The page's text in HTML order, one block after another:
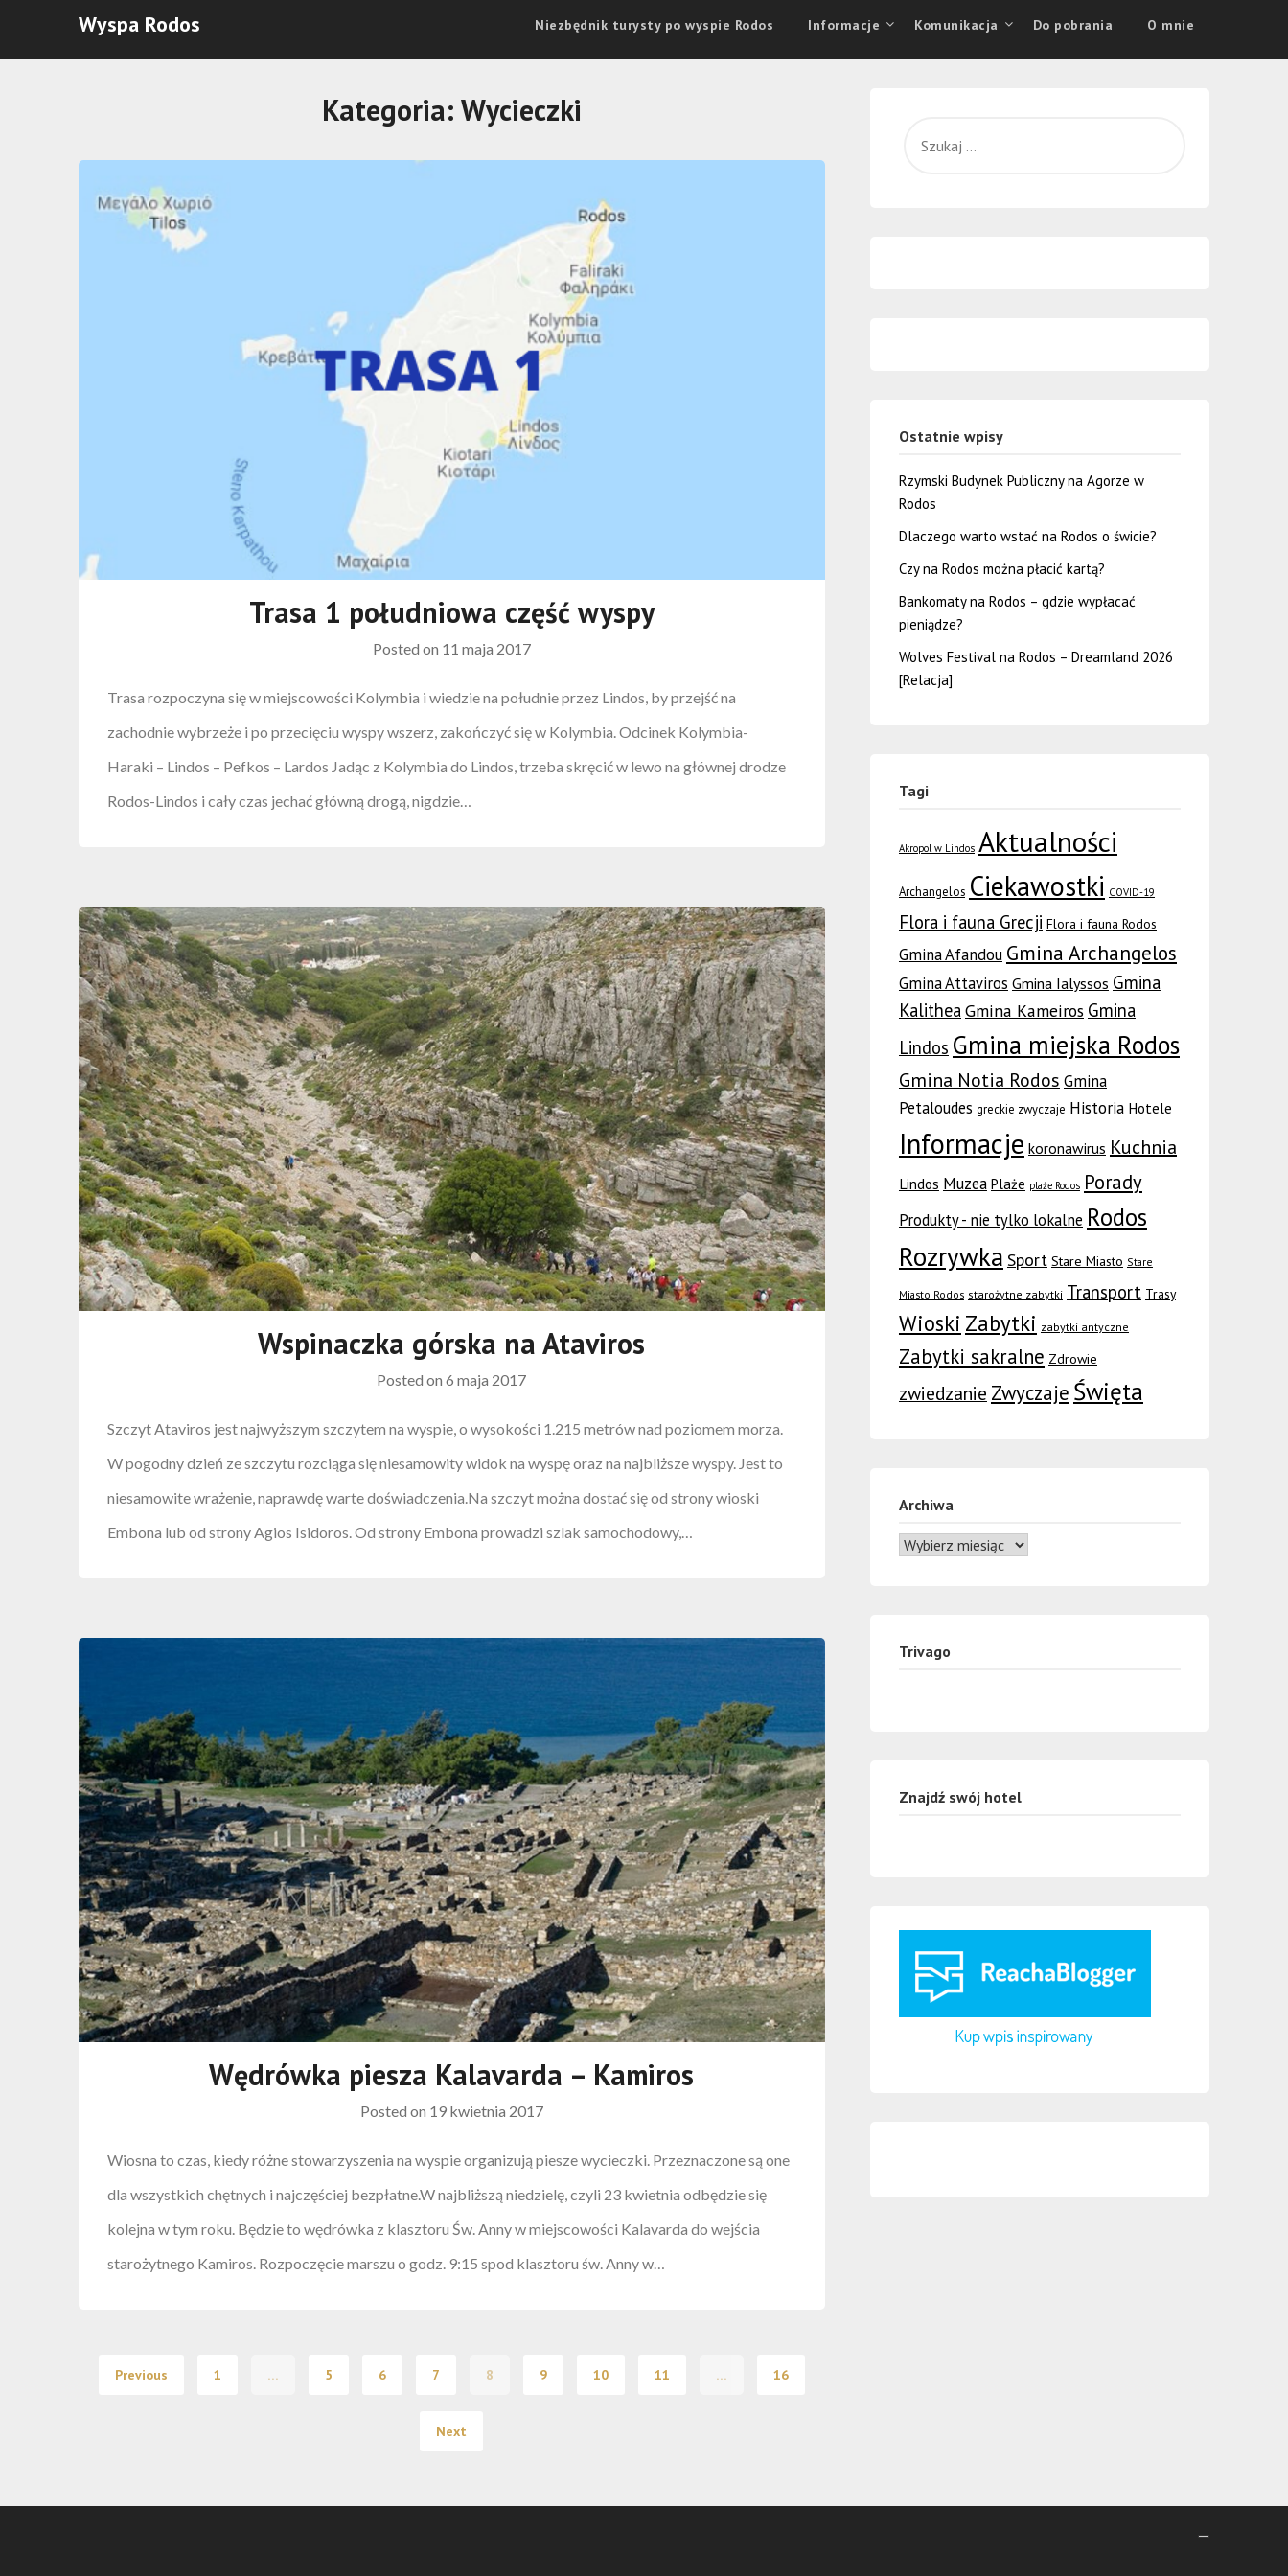
Wyspa Rodos Niezbędnik turysty po wyspie Rodos Informacje Komunikacja Do pobrania O mnie
Kategoria: Wycieczki
Trasa 1 południowa część wyspy
Posted on 11 maja 2017
Trasa rozpoczyna się w miejscowości Kolymbia i wiedzie na południe przez Lindos, by przejść na
zachodnie wybrzeże i po przecięciu wyspy wszerz, zakończyć się w Kolymbia. Odcinek Kolymbia-
Haraki – Lindos – Pefkos – Lardos Jadąc z Kolymbia do Lindos, trzeba skręcić w lewo na głównej drodze
Rodos-Lindos i cały czas jechać główną drogą, nigdzie…
Wspinaczka górska na Ataviros
Posted on6 maja 2017
Szczyt Ataviros jest najwyższym szczytem na wyspie, o wysokości 1.215 metrów nad poziomem morza.
W pogodny dzień ze szczytu rozciąga się niesamowity widok na wyspę oraz na najbliższe wyspy. Jest to
niesamowite wrażenie, naprawdę warte doświadczenia.Na szczyt można dostać się od strony wioski
Embona lub od strony Agios Isidoros. Od strony Embona prowadzi szlak samochodowy,…
Wędrówka piesza Kalavarda – Kamiros
Posted on 19 kwietnia 2017
Wiosna to czas, kiedy różne stowarzyszenia na wyspie organizują piesze wycieczki. Przeznaczone są one
dla wszystkich chętnych i najczęściej bezpłatne.W najbliższą niedzielę, czyli 23 kwietnia odbędzie się
kolejna w tym roku. Będzie to wędrówka z klasztoru Św. Anny w miejscowości Kalavarda do wejścia
starożytnego Kamiros. Rozpoczęcie marszu o godz. 9:15 spod klasztoru św. Anny w…
Previous 1 … 5 6 7 8 9 10 11 … 16
Next
Ostatnie wpisy
Rzymski Budynek Publiczny na Agorze w
Rodos
Dlaczego warto wstać na Rodos o świcie?
Czy na Rodos można płacić kartą?
Bankomaty na Rodos – gdzie wypłacać
pieniądze?
Wolves Festival na Rodos – Dreamland 2026
[Relacja]
Tagi
Akropol w Lindos Aktualności
Archangelos Ciekawostki COVID-19
Flora i fauna Grecji Flora i fauna Rodos
Gmina Afandou Gmina Archangelos
Gmina Attaviros Gmina Ialyssos Gmina
KalitheaGmina Kameiros Gmina
Lindos Gmina miejska Rodos
Gmina Notia Rodos Gmina
Petaloudes greckie zwyczaje Historia Hotele
Informacje koronawirus Kuchnia
Lindos Muzea Plaże plaże Rodos Porady
Produkty - nie tylko lokalne Rodos
Rozrywka Sport Stare Miasto Stare
Miasto Rodos starożytne zabytki Transport Trasy
Wioski Zabytki zabytki antyczne
Zabytki sakralne Zdrowie
zwiedzanie Zwyczaje Święta
Archiwa
Trivago
Znajdź swój hotel